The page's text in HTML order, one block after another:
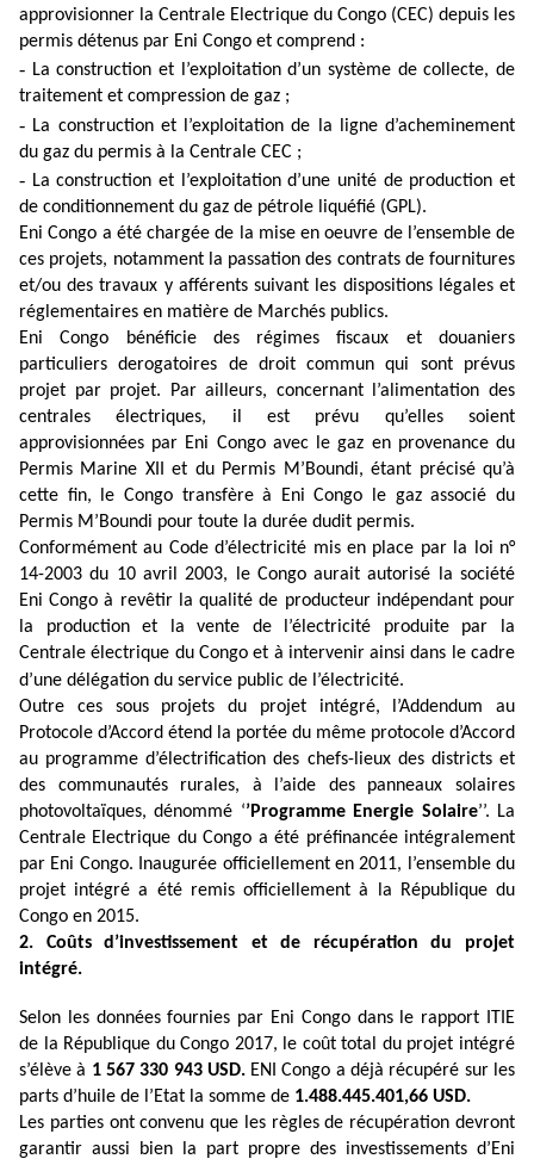
approvisionner la Centrale Electrique du Congo (CEC) depuis les
permis détenus par Eni Congo et comprend :
- La construction et l’exploitation d’un système de collecte, de
traitement et compression de gaz ;
- La construction et l’exploitation de la ligne d’acheminement
du gaz du permis à la Centrale CEC ;
- La construction et l’exploitation d’une unité de production et
de conditionnement du gaz de pétrole liquéfié (GPL).
Eni Congo a été chargée de la mise en oeuvre de l’ensemble de
ces projets, notamment la passation des contrats de fournitures
et/ou des travaux y afférents suivant les dispositions légales et
réglementaires en matière de Marchés publics.
Eni Congo bénéficie des régimes fiscaux et douaniers
particuliers derogatoires de droit commun qui sont prévus
projet par projet. Par ailleurs, concernant l’alimentation des
centrales électriques, il est prévu qu’elles soient
approvisionnées par Eni Congo avec le gaz en provenance du
Permis Marine XII et du Permis M’Boundi, étant précisé qu’à
cette fin, le Congo transfère à Eni Congo le gaz associé du
Permis M’Boundi pour toute la durée dudit permis.
Conformément au Code d’électricité mis en place par la loi n°
14-2003 du 10 avril 2003, le Congo aurait autorisé la société
Eni Congo à revêtir la qualité de producteur indépendant pour
la production et la vente de l’électricité produite par la
Centrale électrique du Congo et à intervenir ainsi dans le cadre
d’une délégation du service public de l’électricité.
Outre ces sous projets du projet intégré, l’Addendum au
Protocole d’Accord étend la portée du même protocole d’Accord
au programme d’électrification des chefs-lieux des districts et
des communautés rurales, à l’aide des panneaux solaires
photovoltaïques, dénommé ‘’Programme Energie Solaire’’. La
Centrale Electrique du Congo a été préfinancée intégralement
par Eni Congo. Inaugurée officiellement en 2011, l’ensemble du
projet intégré a été remis officiellement à la République du
Congo en 2015.
2. Coûts d’investissement et de récupération du projet
intégré.
Selon les données fournies par Eni Congo dans le rapport ITIE
de la République du Congo 2017, le coût total du projet intégré
s’élève à 1 567 330 943 USD. ENI Congo a déjà récupéré sur les
parts d’huile de l’Etat la somme de 1.488.445.401,66 USD.
Les parties ont convenu que les règles de récupération devront
garantir aussi bien la part propre des investissements d’Eni